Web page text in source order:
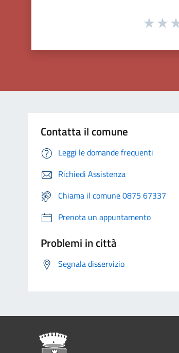
Contatta il comune
Leggi le domande frequenti
Richiedi Assistenza
Chiama il comune 0875 67337
Prenota un appuntamento
Problemi in città
Segnala disservizio